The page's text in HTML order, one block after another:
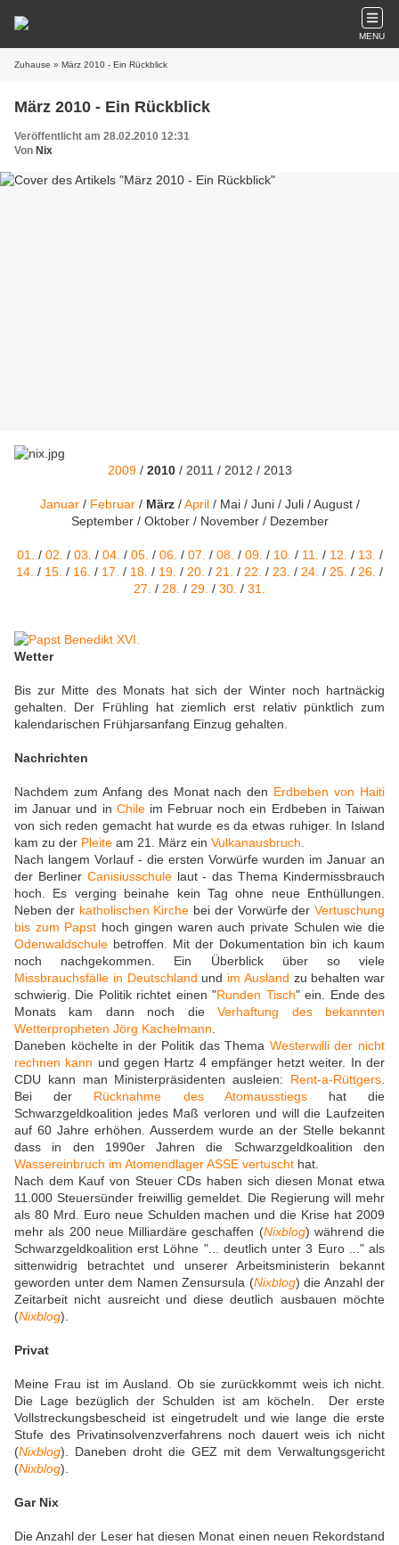
MENU
Zuhause » März 2010 - Ein Rückblick
März 2010 - Ein Rückblick
Veröffentlicht am 28.02.2010 12:31
Von Nix
2009/ 2010/ 2011 / 2012 / 2013
Januar/ Februar/ März/April/ Mai / Juni / Juli / August /
September / Oktober / November / Dezember
01. / 02. / 03. / 04. / 05. / 06. / 07. / 08. / 09. / 10. / 11. / 12. / 13. /
14. / 15. / 16. / 17. / 18. / 19. / 20. / 21. / 22. / 23. / 24. / 25. / 26. /
27. / 28. / 29. / 30. / 31.
Wetter
Bis zur Mitte des Monats hat sich der Winter noch hartnäckig
gehalten. Der Frühling hat ziemlich erst relativ pünktlich zum
kalendarischen Frühjarsanfang Einzug gehalten.
Nachrichten
Nachdem zum Anfang des Monat nach den Erdbeben von Haiti
im Januar und in Chileim Februar noch ein Erdbeben in Taiwan
von sich reden gemacht hat wurde es da etwas ruhiger. In Island
kam zu der Pleite am 21. März ein Vulkanausbruch
Nach langem Vorlauf - die ersten Vorwürfe wurden im Januar an
der Berliner Canisiusschulelaut - das Thema Kindermissbrauch
hoch. Es verging beinahe kein Tag ohne neue Enthüllungen.
Neben der katholischen Kirche bei der Vorwürfe der Vertuschung
bis zum Papst hoch gingen waren auch private Schulen wie die
Odenwaldschule betroffen. Mit der Dokumentation bin ich kaum
noch nachgekommen. Ein Überblick über so viele
Missbrauchsfälle in Deutschland und im Ausland zu behalten war
schwierig. Die Politik richtet einen "Runden Tisch" ein. Ende des
Monats kam dann noch dieVerhaftung des bekannten
Wetterpropheten Jörg Kachelmann
Daneben köchelte in der Politik das Thema Westerwilli der nicht
rechnen kann und gegen Hartz 4 empfänger hetzt weiter. In der
CDU kann man Ministerpräsidenten ausleien: Rent-a-Rüttgers
Bei der Rücknahme des Atomausstiegshat die
Schwarzgeldkoalition jedes Maß verloren und will die Laufzeiten
auf 60 Jahre erhöhen. Ausserdem wurde an der Stelle bekannt
dass in den 1990er Jahren die Schwarzgeldkoalition den
Wassereinbruch im Atomendlager ASSE vertuscht hat.
Nach dem Kauf von Steuer CDs haben sich diesen Monat etwa
11.000 Steuersünder freiwillig gemeldet. Die Regierung will mehr
als 80 Mrd. Euro neue Schulden machen und die Krise hat 2009
mehr als 200 neue Milliardäre geschaffen (Nixblog) während die
Schwarzgeldkoalition erst Löhne "... deutlich unter 3 Euro ..." als
sittenwidrig betrachtet und unserer Arbeitsministerin bekannt
geworden unter dem Namen Zensursula (Nixblog) die Anzahl der
Zeitarbeit nicht ausreicht und diese deutlich ausbauen möchte
(Nixblog).
Privat
Meine Frau ist im Ausland. Ob sie zurückkommt weis ich nicht.
Die Lage bezüglich der Schulden ist am köcheln. Der erste
Vollstreckungsbescheid ist eingetrudelt und wie lange die erste
Stufe des Privatinsolvenzverfahrens noch dauert weis ich nicht
(Nixblog). Daneben droht die GEZ mit dem Verwaltungsgericht
(Nixblog).
Gar Nix
Die Anzahl der Leser hat diesen Monat einen neuen Rekordstand